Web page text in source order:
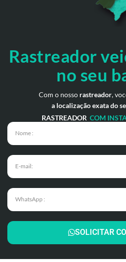
Rastreador
no seu
Com o nosso rastreador,
a localização exata do
RASTREADOR COM
SOLICITAR